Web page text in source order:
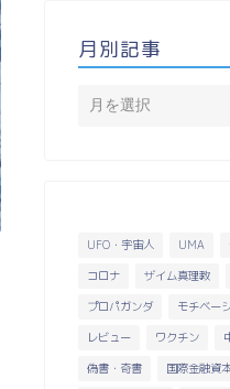
月別記事
UFO・宇宙人 UMA
コロナ
ザイム真理教
プロパガンダ
モチベー
レビュー
ワクチン
偽書・奇書
国際金融資